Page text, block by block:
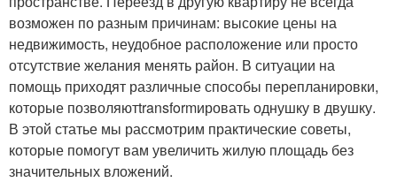
возможен по разным причинам: высокие цены на
недвижимость, неудобное расположение или просто
отсутствие желания менять район. В ситуации на
помощь приходят различные способы перепланировки,
которые позволяютtransformировать однушку в двушку.
В этой статье мы рассмотрим практические советы,
которые помогут вам увеличить жилую площадь без
значительных вложений.